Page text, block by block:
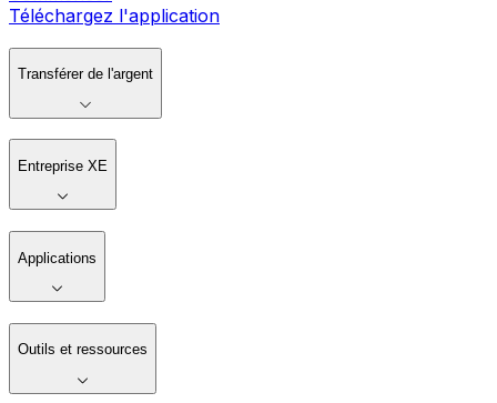
Téléchargez l'application
Transférer de l'argent
Entreprise XE
Applications
Outils et ressources